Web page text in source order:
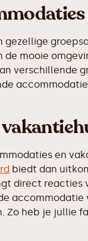
gezellige
de mooie
verschillende
en
biedt dan
direct reacties
accommodatie
Zo heb je jullie